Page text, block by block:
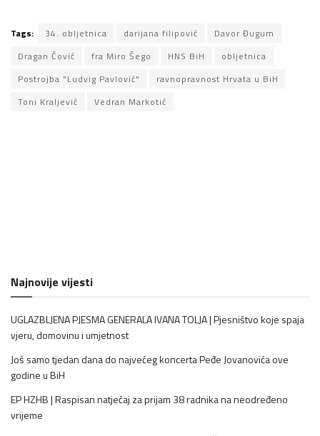
Tags: 34. obljetnica darijana filipović
Davor Đugum
Dragan Čović
fra Miro Šego HNS BiH
obljetnica
Postrojba "Ludvig Pavlović"
ravnopravnost Hrvata u BiH
Toni Kraljević
Vedran Markotić
Najnovije vijesti
UGLAZBLJENA PJESMA GENERALA IVANA TOLJA | Pjesništvo koje spaja
vjeru, domovinu i umjetnost
Još samo tjedan dana do najvećeg koncerta Peđe Jovanovića ove
godine u BiH
EP HZHB | Raspisan natječaj za prijam 38 radnika na neodređeno
vrijeme